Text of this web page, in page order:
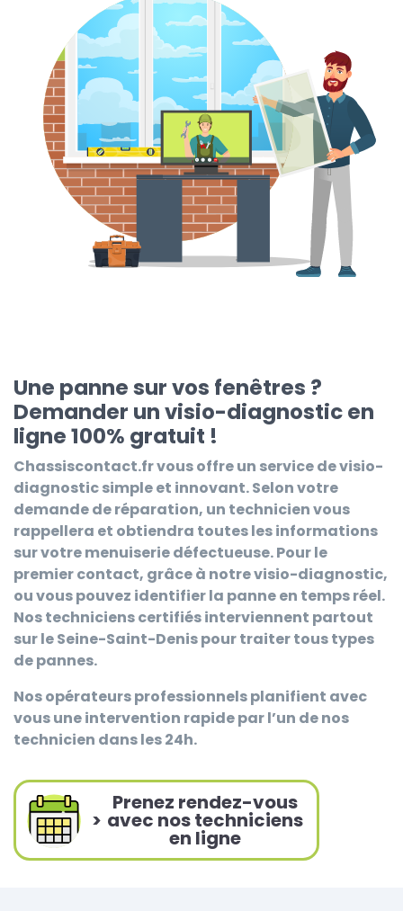
Une panne sur vos fenêtres ?
Demander un visio-diagnostic en
ligne 100% gratuit !
Chassiscontact.frvous offre un service de visio-
diagnostic simple et innovant. Selon votre
demande de réparation, un technicien vous
rappellera et obtiendra toutes les informations
sur votre menuiserie défectueuse. Pour le
premier contact, grâce à notre visio-diagnostic,
ou vous pouvez identifier la panne en temps réel.
Nos techniciens certifiés interviennent partout
sur le Seine-Saint-Denis pour traiter tous types
de pannes.
Nos opérateurs professionnels planifient avec
vous une intervention rapide par l’un de nos
technicien dans les 24h.
>
Prenez rendez-vous
avec nos techniciens
en ligne